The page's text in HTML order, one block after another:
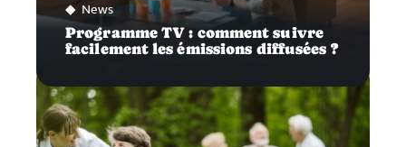
News
Programme TV : comment suivre
facilement les émissions diffusées ?